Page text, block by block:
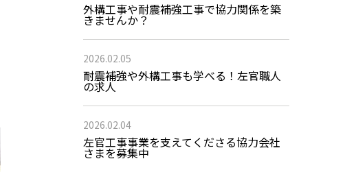
外構工事や耐震補強工事で協力関係を築
きませんか？
2026.02.05
耐震補強や外構工事も学べる！左官職人
の求人
2026.02.04
左官工事事業を支えてくださる協力会社
さまを募集中